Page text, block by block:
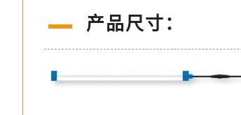
产品尺寸：